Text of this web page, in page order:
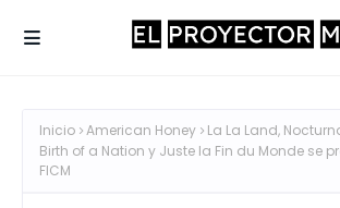
Inicio American Honey
La La Land,
Birth of a Nation y Juste la Fin du Monde se
FICM